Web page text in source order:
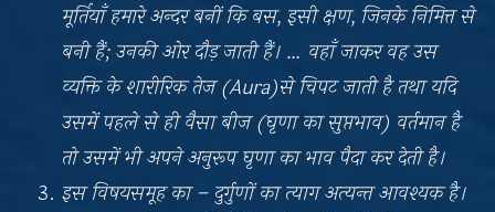
मूर्तियाँ हमारे अन्दर बनीं कि बस, इसी क्षण, जिनके निमित्त से
बनी हैं; उनकी ओर दौड़ जाती हैं। … वहाँ जाकर वह उस
व्यक्ति के शारीरिक तेज (Aura)से चिपट जाती है तथा यदि
उसमें पहले से ही वैसा बीज (घृणा का सुप्तभाव) वर्तमान है
तो उसमें भी अपने अनुरूप घृणा का भाव पैदा कर देती है।
इस विषयसमूह का – दुर्गुणों का त्याग अत्यन्त आवश्यक है।